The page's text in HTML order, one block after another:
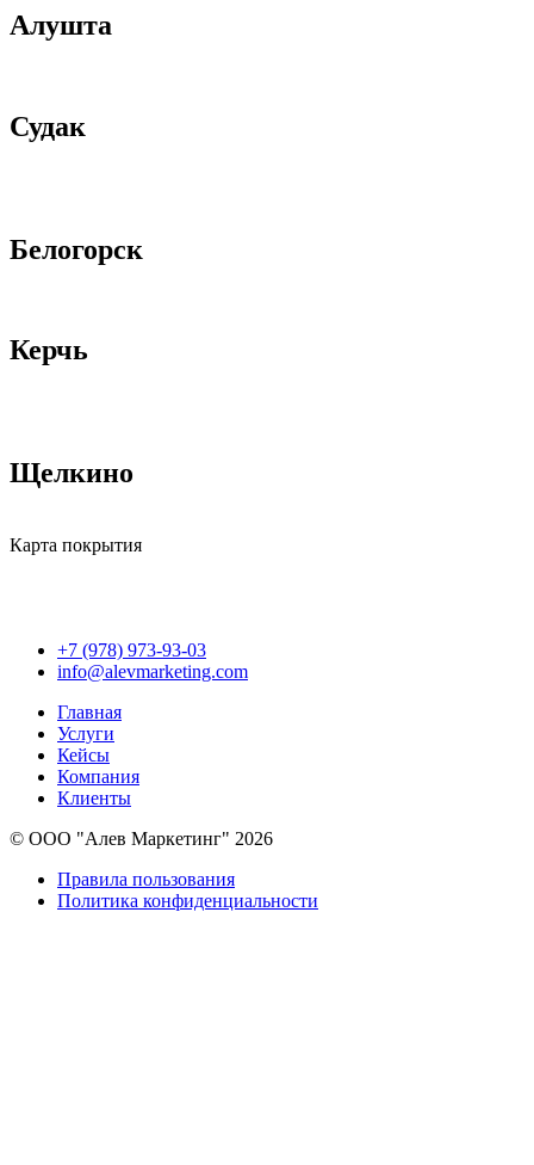
Алушта
Судак
Белогорск
Керчь
Щелкино
Карта покрытия
+7 (978) 973-93-03
info@alevmarketing.com
Главная
Услуги
Кейсы
Компания
Клиенты
© ООО "Алев Маркетинг" 2026
Правила пользования
Политика конфиденциальности